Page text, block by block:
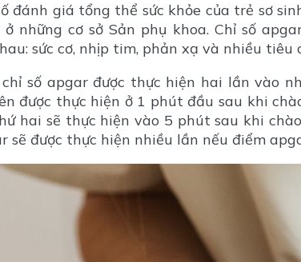
đánh giá tổng thể sức khỏe của trẻ sơ
ở những cơ sở Sản phụ khoa. Chỉ số
sức cơ, nhịp tim, phản xạ và nhiều tiêu
số apgar được thực hiện hai lần vào
được thực hiện ở 1 phút đầu sau khi
hai sẽ thực hiện vào 5 phút sau khi
sẽ được thực hiện nhiều lần nếu điểm